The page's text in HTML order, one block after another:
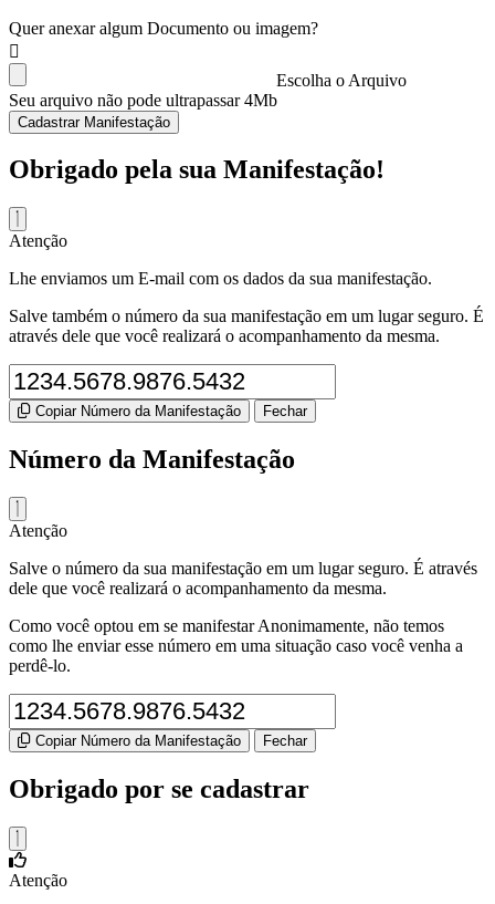
Quer anexar algum Documento ou imagem?
Escolha o Arquivo
Seu arquivo não pode ultrapassar 4Mb
Cadastrar Manifestação
Obrigado pela sua Manifestação!
Atenção
Lhe enviamos um E-mail com os dados da sua manifestação.
Salve também o número da sua manifestação em um lugar seguro. É
através dele que você realizará o acompanhamento da mesma.
Copiar Número da Manifestação Fechar
Número da Manifestação
Atenção
Salve o número da sua manifestação em um lugar seguro. É através
dele que você realizará o acompanhamento da mesma.
Como você optou em se manifestar Anonimamente, não temos
como lhe enviar esse número em uma situação caso você venha a
perdê-lo.
Copiar Número da Manifestação Fechar
Obrigado por se cadastrar
Atenção